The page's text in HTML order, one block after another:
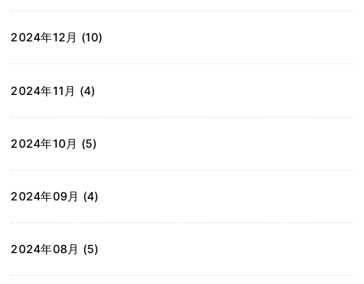
2024年12月 (10)
2024年11月 (4)
2024年10月 (5)
2024年09月 (4)
2024年08月 (5)